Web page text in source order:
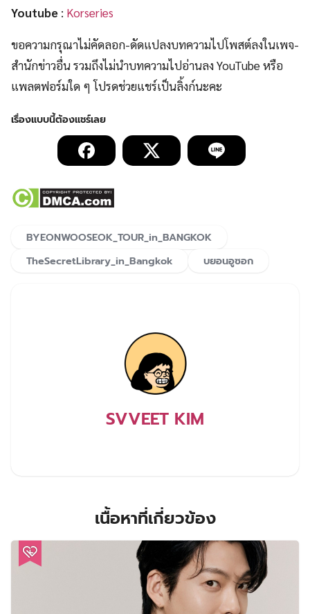
Youtube : Korseries
ขอความกรุณาไม่คัดลอก-ดัดแปลงบทความไปโพสต์ลงในเพจ-
สำนักข่าวอื่น รวมถึงไม่นำบทความไปอ่านลง YouTube หรือ
แพลตฟอร์มใด ๆ โปรดช่วยแชร์เป็นลิ้งก์นะคะ
BYEONWOOSEOK_TOUR_in_BANGKOK
TheSecretLibrary_in_Bangkok
บยอนอูซอก
SVVEET KIM
เนื้อหาที่เกี่ยวข้อง